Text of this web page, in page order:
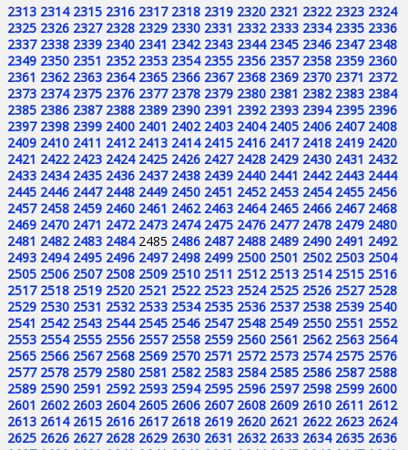
2313 2314 2315 2316 2317 2318 2319 2320 2321 2322 2323 2324
2325 2326 2327 2328 2329 2330 2331 2332 2333 2334 2335 2336
2337 2338 2339 2340 2341 2342 2343 2344 2345 2346 2347 2348
2349 2350 2351 2352 2353 2354 2355 2356 2357 2358 2359 2360
2361 2362 2363 2364 2365 2366 2367 2368 2369 2370 2371 2372
2373 2374 2375 2376 2377 2378 2379 2380 2381 2382 2383 2384
2385 2386 2387 2388 2389 2390 2391 2392 2393 2394 2395 2396
2397 2398 2399 2400 2401 2402 2403 2404 2405 2406 2407 2408
2409 2410 2411 2412 2413 2414 2415 2416 2417 2418 2419 2420
2421 2422 2423 2424 2425 2426 2427 2428 2429 2430 2431 2432
2433 2434 2435 2436 2437 2438 2439 2440 2441 2442 2443 2444
2445 2446 2447 2448 2449 2450 2451 2452 2453 2454 2455 2456
2457 2458 2459 2460 2461 2462 2463 2464 2465 2466 2467 2468
2469 2470 2471 2472 2473 2474 2475 2476 2477 2478 2479 2480
2481 2482 2483 2484 2485 2486 2487 2488 2489 2490 2491 2492
2493 2494 2495 2496 2497 2498 2499 2500 2501 2502 2503 2504
2505 2506 2507 2508 2509 2510 2511 2512 2513 2514 2515 2516
2517 2518 2519 2520 2521 2522 2523 2524 2525 2526 2527 2528
2529 2530 2531 2532 2533 2534 2535 2536 2537 2538 2539 2540
2541 2542 2543 2544 2545 2546 2547 2548 2549 2550 2551 2552
2553 2554 2555 2556 2557 2558 2559 2560 2561 2562 2563 2564
2565 2566 2567 2568 2569 2570 2571 2572 2573 2574 2575 2576
2577 2578 2579 2580 2581 2582 2583 2584 2585 2586 2587 2588
2589 2590 2591 2592 2593 2594 2595 2596 2597 2598 2599 2600
2601 2602 2603 2604 2605 2606 2607 2608 2609 2610 2611 2612
2613 2614 2615 2616 2617 2618 2619 2620 2621 2622 2623 2624
2625 2626 2627 2628 2629 2630 2631 2632 2633 2634 2635 2636